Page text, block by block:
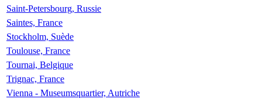
Saint-Petersbourg, Russie
Saintes, France
Stockholm, Suède
Toulouse, France
Tournai, Belgique
Trignac, France
Vienna - Museumsquartier, Autriche